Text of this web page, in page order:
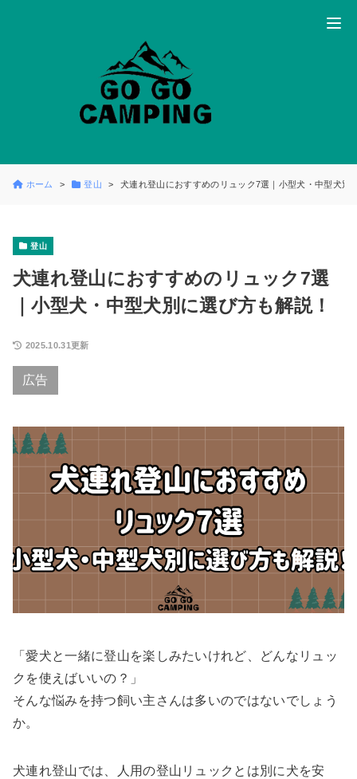
ホーム 登山 犬連れ登山におすすめのリュック7選｜小型犬・中型犬別
登山
犬連れ登山におすすめのリュック7選
｜小型犬・中型犬別に選び方も解説！
2025.10.31更新
広告
「愛犬と一緒に登山を楽しみたいけれど、どんなリュッ
クを使えばいいの？」
そんな悩みを持つ飼い主さんは多いのではないでしょう
か。
犬連れ登山では、人用の登山リュックとは別に犬を安